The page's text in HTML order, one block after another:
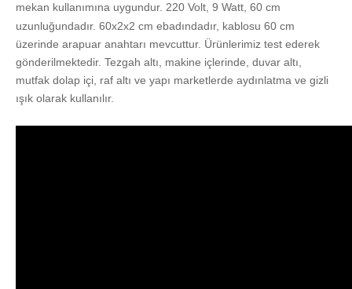
mekan kullanımına uygundur. 220 Volt, 9 Watt, 60 cm
uzunluğundadır. 60x2x2 cm ebadındadır, kablosu 60 cm
üzerinde arapuar anahtarı mevcuttur. Ürünlerimiz test ederek
gönderilmektedir. Tezgah altı, makine içlerinde, duvar altı,
mutfak dolap içi, raf altı ve yapı marketlerde aydınlatma ve gizli
ışık olarak kullanılır.